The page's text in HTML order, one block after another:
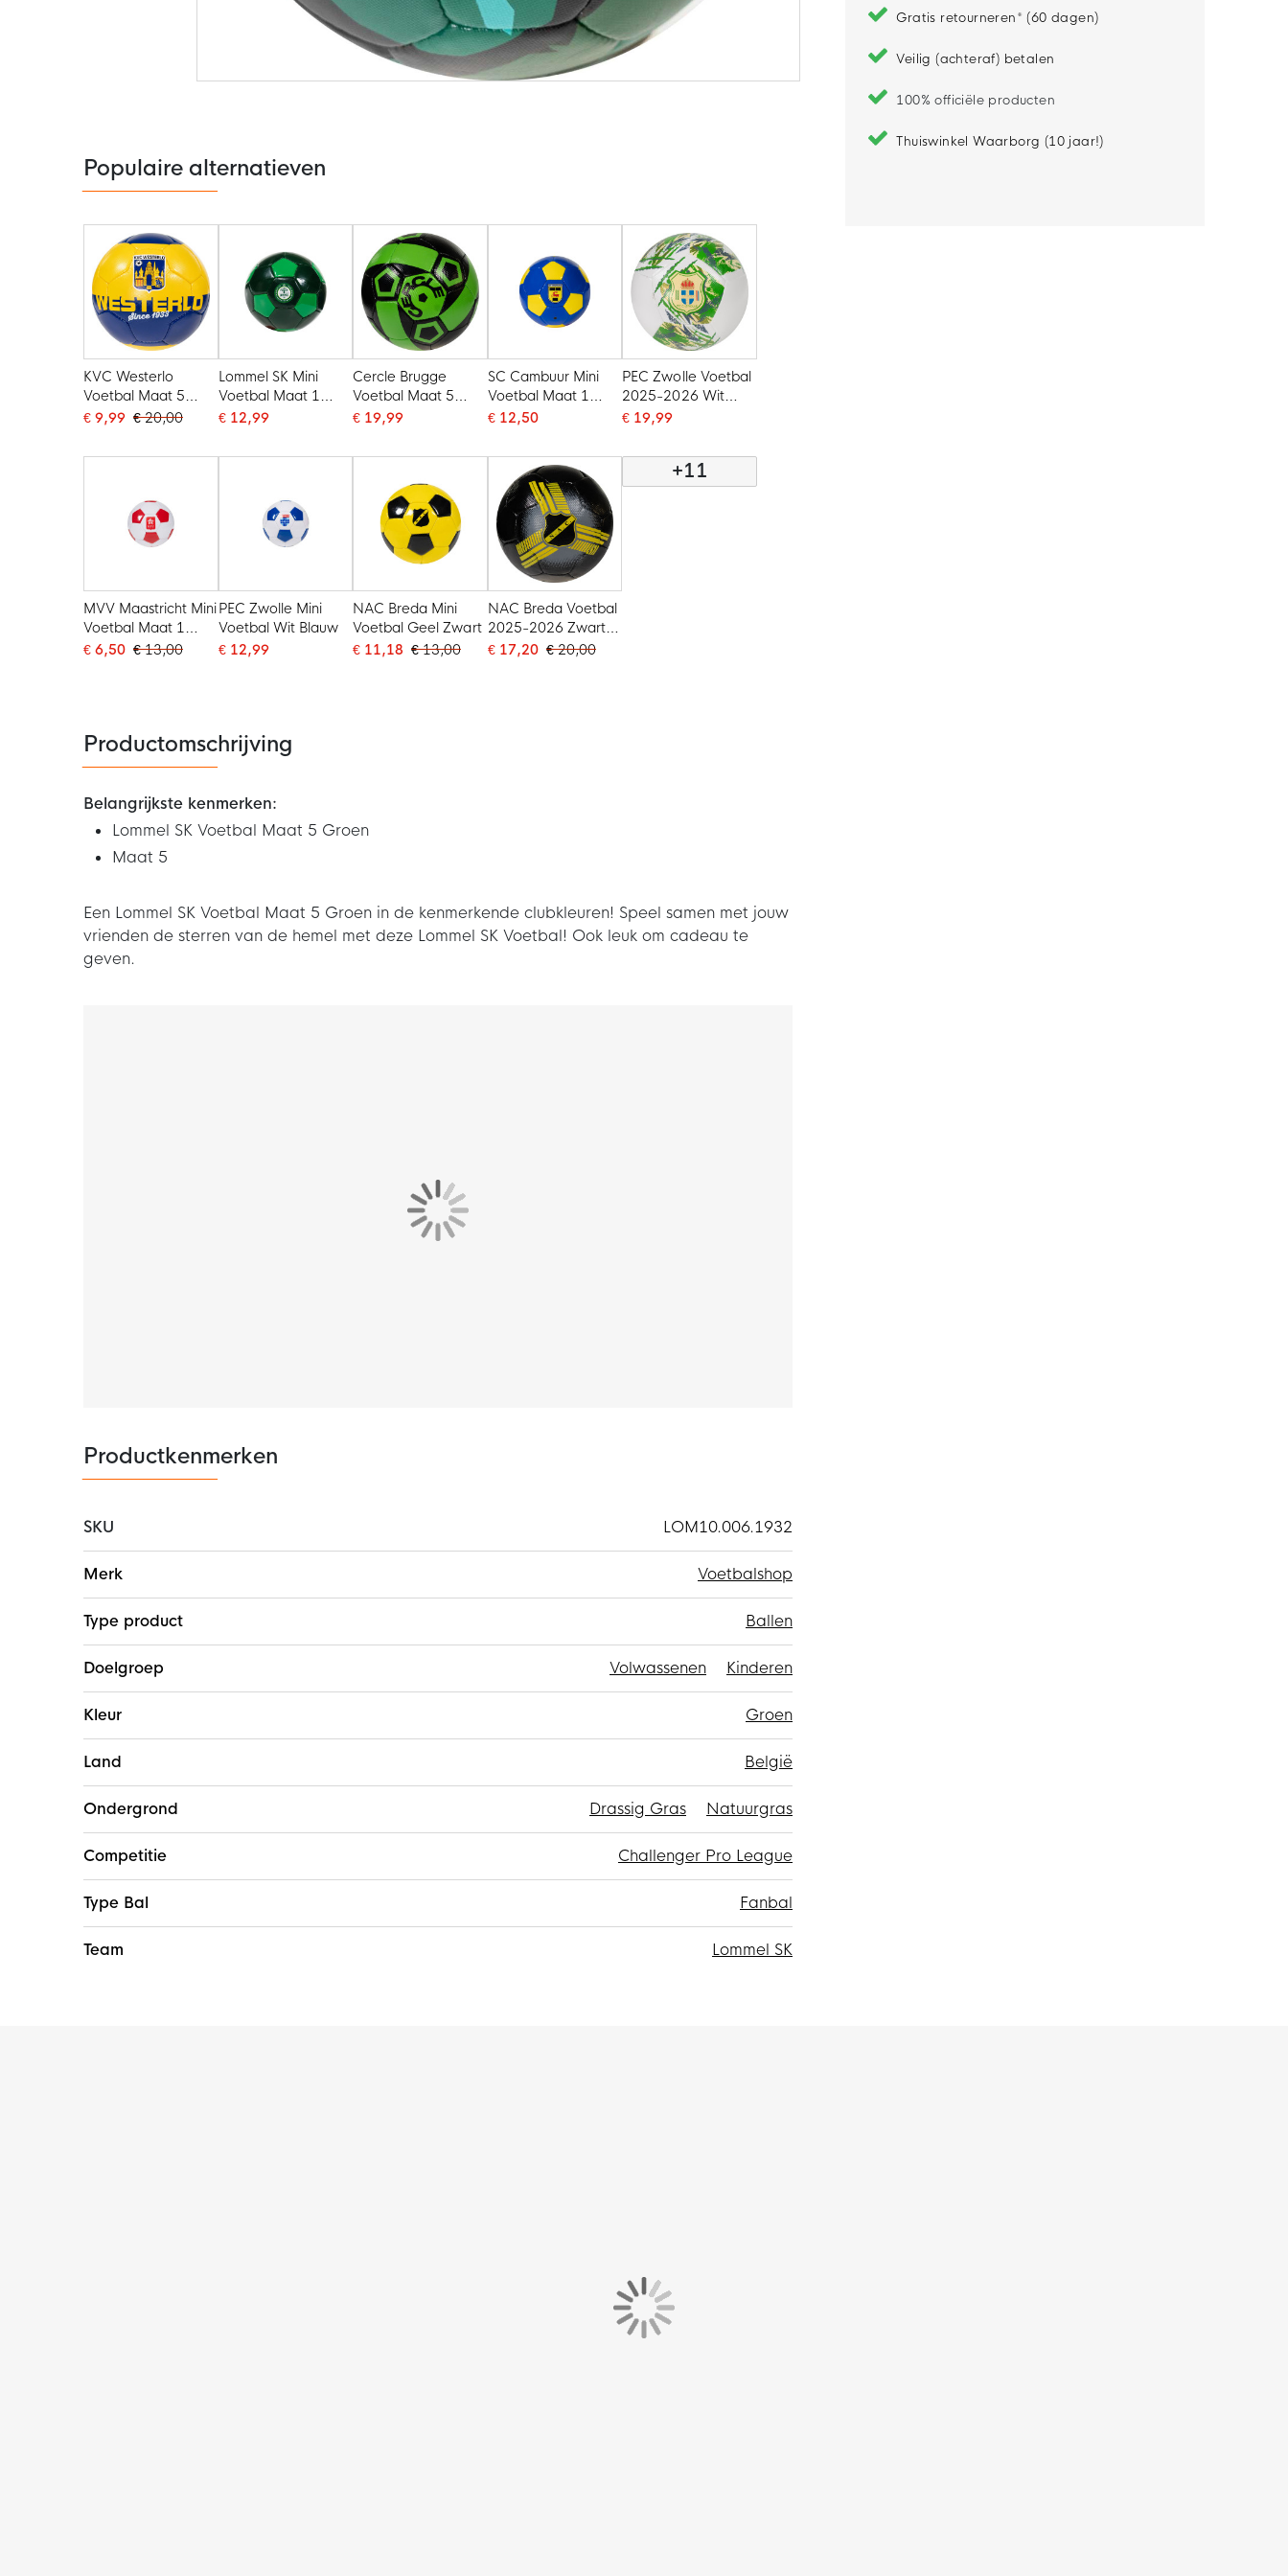
de
afbeeldingen-
gallerij
Gratis retourneren* (60 dagen)
Veilig (achteraf) betalen
100% officiële producten
Thuiswinkel Waarborg (10 jaar!)
Populaire alternatieven
KVC Westerlo
Voetbal Maat 5
Geel Blauw
€ 9,99 € 20,00
Lommel SK Mini
Voetbal Maat 1
Groen
€ 12,99
Cercle Brugge
Voetbal Maat 5
2025-2026 Zwart
€ 19,99
SC Cambuur Mini
Voetbal Maat 1
Blauw Geel
€ 12,50
PEC Zwolle Voetbal
2025-2026 Wit
Groen
€ 19,99
MVV Maastricht Mini
Voetbal Maat 1
Rood Wit
€ 6,50 € 13,00
PEC Zwolle Mini
Voetbal Wit Blauw
€ 12,99
NAC Breda Mini
Voetbal Geel Zwart
€ 11,18 € 13,00
NAC Breda Voetbal
2025-2026 Zwart
Geel
€ 17,20 € 20,00
+11
Productomschrijving
Belangrijkste kenmerken:
Lommel SK Voetbal Maat 5 Groen
Maat 5
Een Lommel SK Voetbal Maat 5 Groen in de kenmerkende clubkleuren! Speel samen met jouw
vrienden de sterren van de hemel met deze Lommel SK Voetbal! Ook leuk om cadeau te
geven.
Productkenmerken
SKU
LOM10.006.1932
informatie
Merk Voetbalshop
Type product Ballen
Doelgroep Volwassenen Kinderen
Kleur Groen
Land België
Ondergrond Drassig Gras Natuurgras
Competitie Challenger Pro League
Type Bal Fanbal
Team Lommel SK